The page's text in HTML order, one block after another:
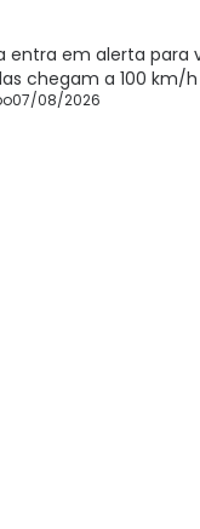
entra em alerta para
chegam a 100 km/
07/08/2026